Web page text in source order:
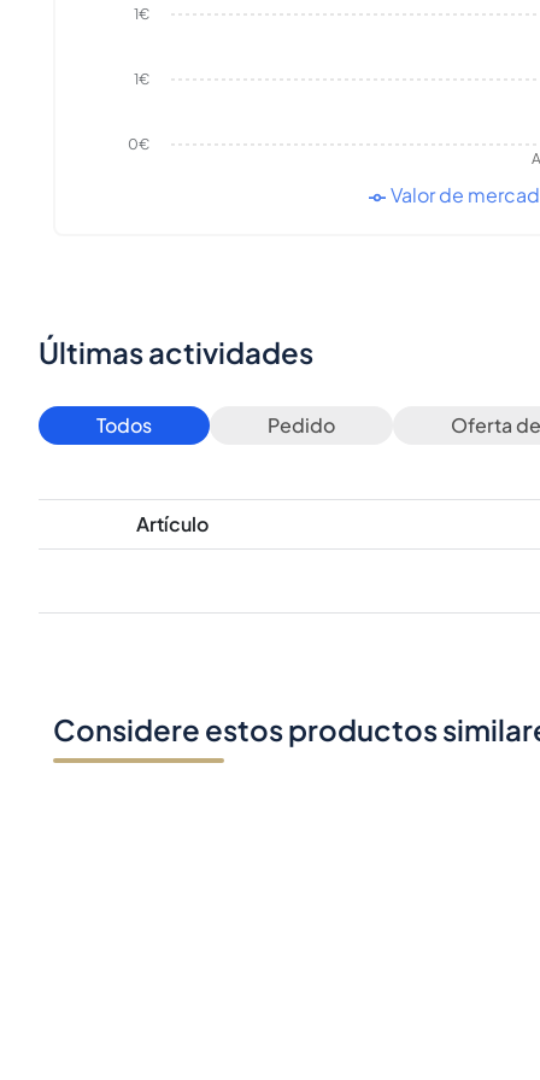
0€
1€
1€
Valor de
Últimas actividades
Todos Pedido Oferta
Artículo
Considere estos productos